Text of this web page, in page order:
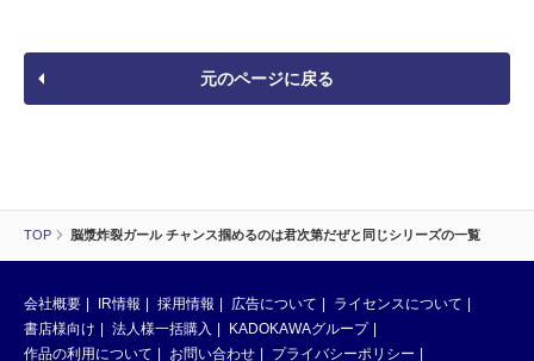
TOP 脳漿炸裂ガール チャンス掴めるのは君次第だぜと同じシリーズの一覧
元のページに戻る
会社概要 IR情報 採用情報 広告について
ライセンスについて
書店様向け
法人様一括購入
KADOKAWAグループ
作品の利用について
お問い合わせ プライバシーポリシー